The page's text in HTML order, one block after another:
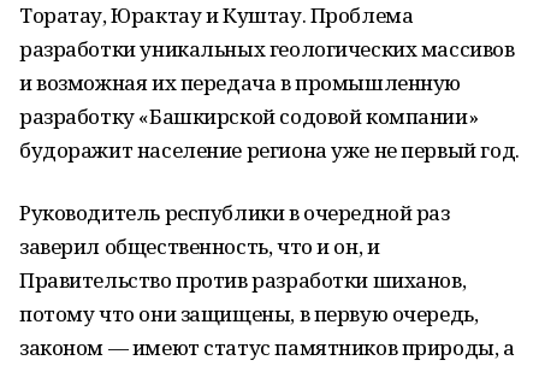
Торатау, Юрактау и Куштау. Проблема
разработки уникальных геологических массивов
и возможная их передача в промышленную
разработку «Башкирской содовой компании»
будоражит население региона уже не первый год.
Руководитель республики в очередной раз
заверил общественность, что и он, и
Правительство против разработки шиханов,
потому что они защищены, в первую очередь,
законом — имеют статус памятников природы, а